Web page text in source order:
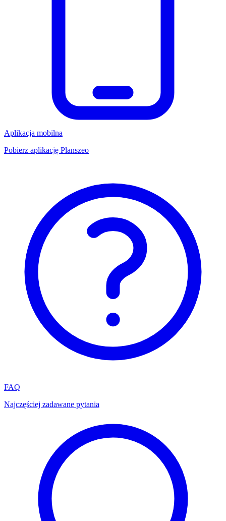
Aplikacja mobilna
Pobierz aplikację Planszeo
FAQ
Najczęściej zadawane pytania